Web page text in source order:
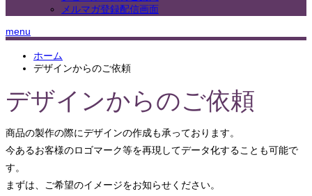
メルマガ登録配信画面
menu
ホーム
デザインからのご依頼
デザインからのご依頼
商品の製作の際にデザインの作成も承っております。
今あるお客様のロゴマーク等を再現してデータ化することも可能で
す。
まずは、ご希望のイメージをお知らせください。